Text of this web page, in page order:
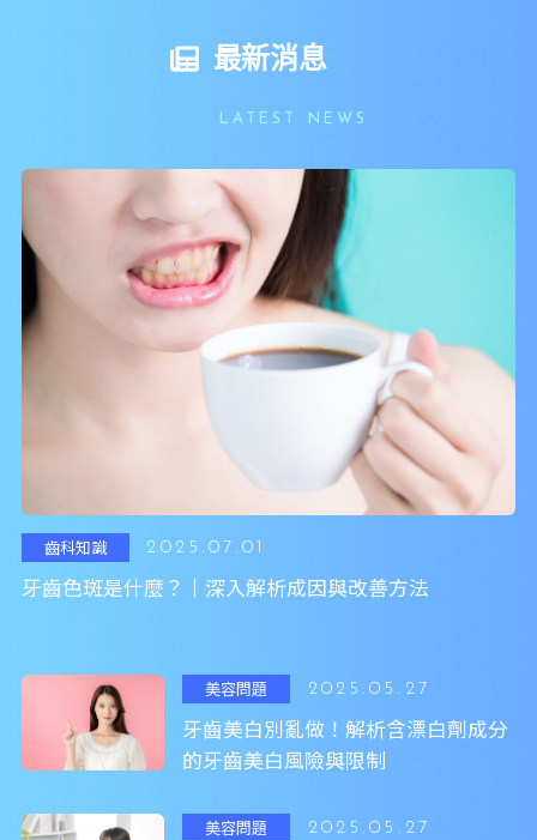
最新消息
LATEST NEWS
齒科知識 2025.07.01
牙齒色斑是什麼？｜深入解析成因與改善方法
美容問題 2025.05.27
牙齒美白別亂做！解析含漂白劑成分
的牙齒美白風險與限制
美容問題 2025.05.27